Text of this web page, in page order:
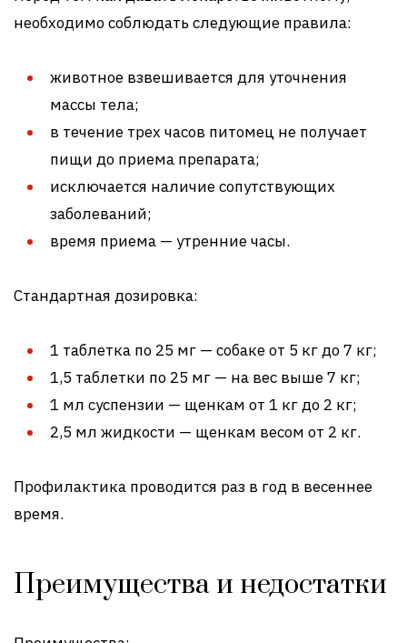
необходимо соблюдать следующие правила:
животное взвешивается для уточнения
массы тела;
в течение трех часов питомец не получает
пищи до приема препарата;
исключается наличие сопутствующих
заболеваний;
время приема — утренние часы.
Стандартная дозировка:
1 таблетка по 25 мг — собаке от 5 кг до 7 кг;
1,5 таблетки по 25 мг — на вес выше 7 кг;
1 мл суспензии — щенкам от 1 кг до 2 кг;
2,5 мл жидкости — щенкам весом от 2 кг.
Профилактика проводится раз в год в весеннее
время.
Преимущества и недостатки